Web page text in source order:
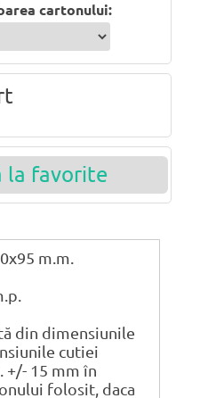
cartonului:
favorite
m.m.
din dimensiunile
cutiei
+/- 15 mm în
folosit, daca